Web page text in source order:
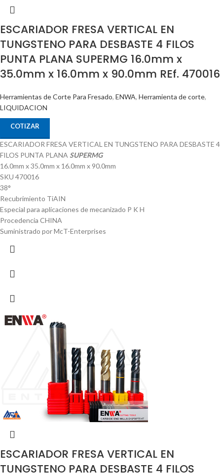
ESCARIADOR FRESA VERTICAL EN
TUNGSTENO PARA DESBASTE 4 FILOS
PUNTA PLANA SUPERMG 16.0mm x
35.0mm x 16.0mm x 90.0mm REf. 470016
Herramientas de Corte Para Fresado, ENWA, Herramienta de corte,
LIQUIDACION
COTIZAR
ESCARIADOR FRESA VERTICAL EN TUNGSTENO PARA DESBASTE 4
FILOS PUNTA PLANA SUPERMG
16.0mm x 35.0mm x 16.0mm x 90.0mm
SKU 470016
38°
Recubrimiento TiAIN
Especial para aplicaciones de mecanizado P K H
Procedencia CHINA
Suministrado por McT-Enterprises
ESCARIADOR FRESA VERTICAL EN
TUNGSTENO PARA DESBASTE 4 FILOS